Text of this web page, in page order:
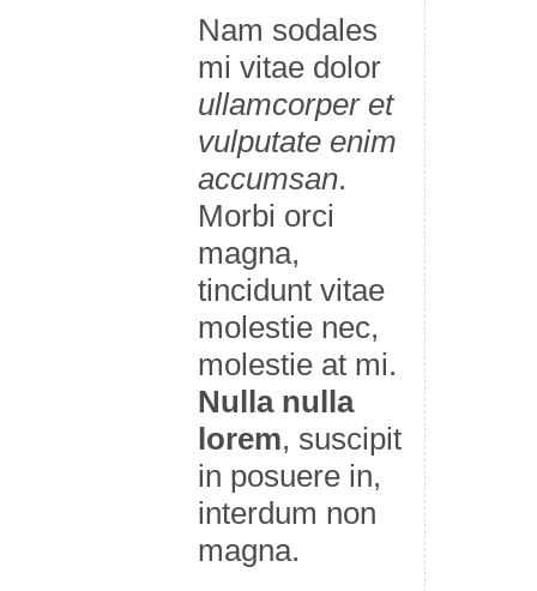
Nam sodales
mi vitae dolor
ullamcorper et
vulputate enim
accumsan.
Morbi orci
magna,
tincidunt vitae
molestie nec,
molestie at mi.
Nulla nulla
lorem, suscipit
in posuere in,
interdum non
magna.